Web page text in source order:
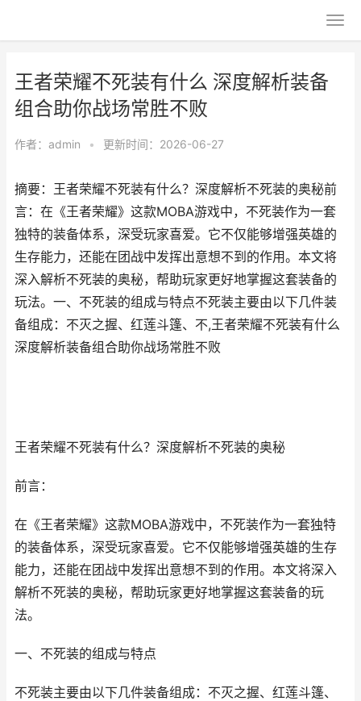
王者荣耀不死装有什么 深度解析装备
组合助你战场常胜不败
作者： admin • 更新时间：2026-06-27
摘要：王者荣耀不死装有什么？深度解析不死装的奥秘前
言：在《王者荣耀》这款MOBA游戏中，不死装作为一套
独特的装备体系，深受玩家喜爱。它不仅能够增强英雄的
生存能力，还能在团战中发挥出意想不到的作用。本文将
深入解析不死装的奥秘，帮助玩家更好地掌握这套装备的
玩法。一、不死装的组成与特点不死装主要由以下几件装
备组成：不灭之握、红莲斗篷、不,王者荣耀不死装有什么
深度解析装备组合助你战场常胜不败
王者荣耀不死装有什么？深度解析不死装的奥秘
前言：
在《王者荣耀》这款MOBA游戏中，不死装作为一套独特
的装备体系，深受玩家喜爱。它不仅能够增强英雄的生存
能力，还能在团战中发挥出意想不到的作用。本文将深入
解析不死装的奥秘，帮助玩家更好地掌握这套装备的玩
法。
一、不死装的组成与特点
不死装主要由以下几件装备组成：不灭之握、红莲斗篷、